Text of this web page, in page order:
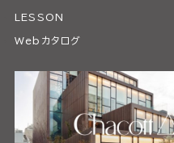
LESSON
Webカタログ